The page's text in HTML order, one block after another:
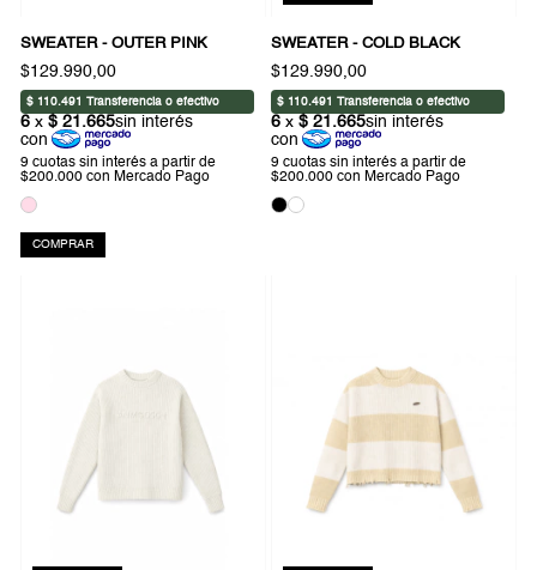
SWEATER - OUTER PINK
$129.990,00
COMPRAR
SWEATER - COLD BLACK
$129.990,00